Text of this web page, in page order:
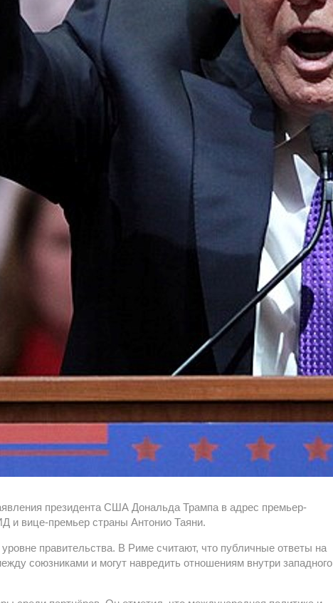
президента США Дональда Трампа в адрес премьер-
и вице-премьер страны Антонио Таяни.
правительства. В Риме считают, что публичные ответы на
союзниками и могут навредить отношениям внутри западного